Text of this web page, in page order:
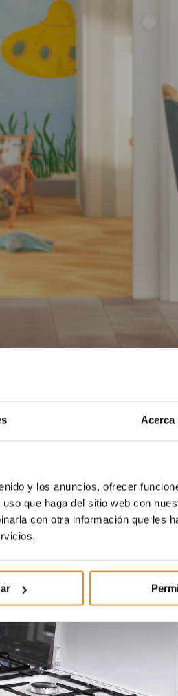
Acerca
y los anuncios, ofrecer
que haga del sitio web con
con otra información que les